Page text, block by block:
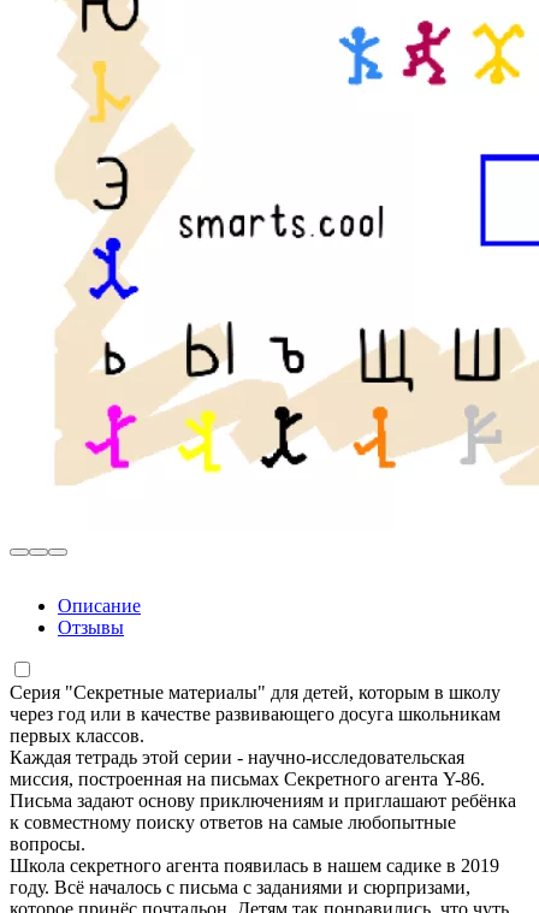
Описание
Отзывы
Серия "Секретные материалы" для детей, которым в школу
через год или в качестве развивающего досуга школьникам
первых классов.
Каждая тетрадь этой серии - научно-исследовательская
миссия, построенная на письмах Секретного агента Y-86.
Письма задают основу приключениям и приглашают ребёнка
к совместному поиску ответов на самые любопытные
вопросы.
Школа секретного агента появилась в нашем садике в 2019
году. Всё началось с письма с заданиями и сюрпризами,
которое принёс почтальон. Детям так понравились, что чуть